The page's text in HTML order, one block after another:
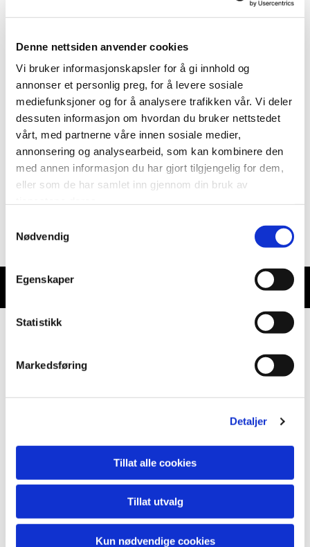
Denne nettsiden anvender cookies
Vi bruker informasjonskapsler for å gi innhold og
annonser et personlig preg, for å levere sosiale
mediefunksjoner og for å analysere trafikken vår. Vi deler
dessuten informasjon om hvordan du bruker nettstedet
vårt, med partnerne våre innen sosiale medier,
annonsering og analysearbeid, som kan kombinere den
med annen informasjon du har gjort tilgjengelig for dem,
eller som de har samlet inn gjennom din bruk av
Nødvendig
Egenskaper
Statistikk
Markedsføring
Detaljer
Tillat alle cookies
Tillat utvalg
Kun nødvendige cookies
Verkstedtjenester
Mer informasjon kommer.
Larvik Last og Buss AS